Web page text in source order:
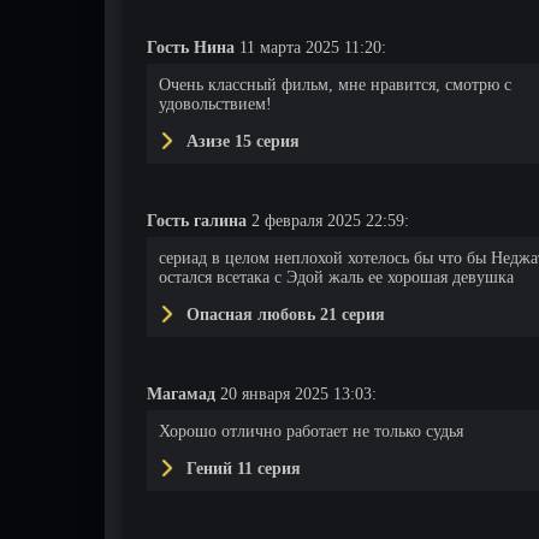
Гость Нина 11 марта 2025 11:20:
Очень классный фильм, мне нравится, смотрю с
удовольствием!
Азизе 15 серия
Гость галина 2 февраля 2025 22:59:
сериад в целом неплохой хотелось бы что бы
остался всетака с Эдой жаль ее хорошая девушка
Опасная любовь 21 серия
Магамад 20 января 2025 13:03:
Хорошо отлично работает не только судья
Гений 11 серия